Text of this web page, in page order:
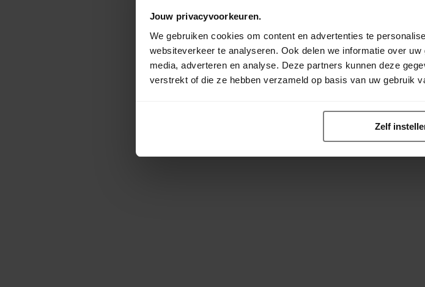
Jouw privacyvoorkeuren.
We gebruiken cookies om content en advertenties te
websiteverkeer te analyseren. Ook delen we informatie over
media, adverteren en analyse. Deze partners kunnen deze
verstrekt of die ze hebben verzameld op basis van uw gebruik
Zelf